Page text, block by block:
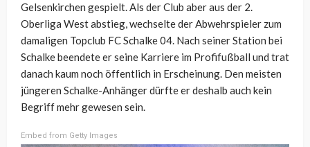
Gelsenkirchen gespielt. Als der Club aber aus der 2.
Oberliga West abstieg, wechselte der Abwehrspieler zum
damaligen Topclub FC Schalke 04. Nach seiner Station bei
Schalke beendete er seine Karriere im Profifußball und trat
danach kaum noch öffentlich in Erscheinung. Den meisten
jüngeren Schalke-Anhänger dürfte er deshalb auch kein
Begriff mehr gewesen sein.
Embed from Getty Images